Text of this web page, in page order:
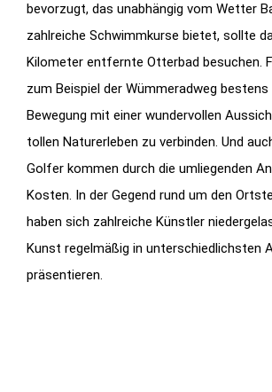
bevorzugt, das unabhängig vom Wetter
zahlreiche Schwimmkurse bietet, sollte
Kilometer entfernte Otterbad besuchen.
zum Beispiel der Wümmeradweg bestens
Bewegung mit einer wundervollen
tollen Naturerleben zu verbinden. Und
Golfer kommen durch die umliegenden
Kosten. In der Gegend rund um den
haben sich zahlreiche Künstler
Kunst regelmäßig in unterschiedlichsten
präsentieren.